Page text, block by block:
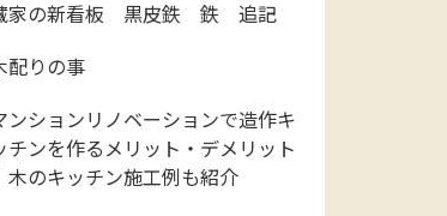
家の新看板 黒皮鉄 鉄 追記
配りの事
ンションリノベーションで造作キ
チンを作るメリット・デメリット
｜木のキッチン施工例も紹介